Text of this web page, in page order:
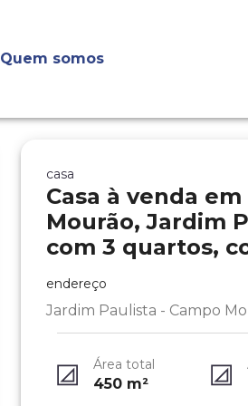
Quem somos
casa
Casa à venda
Mourão, Jardim
com 3 quartos,
endereço
Jardim Paulista - Campo
Área total
450m²